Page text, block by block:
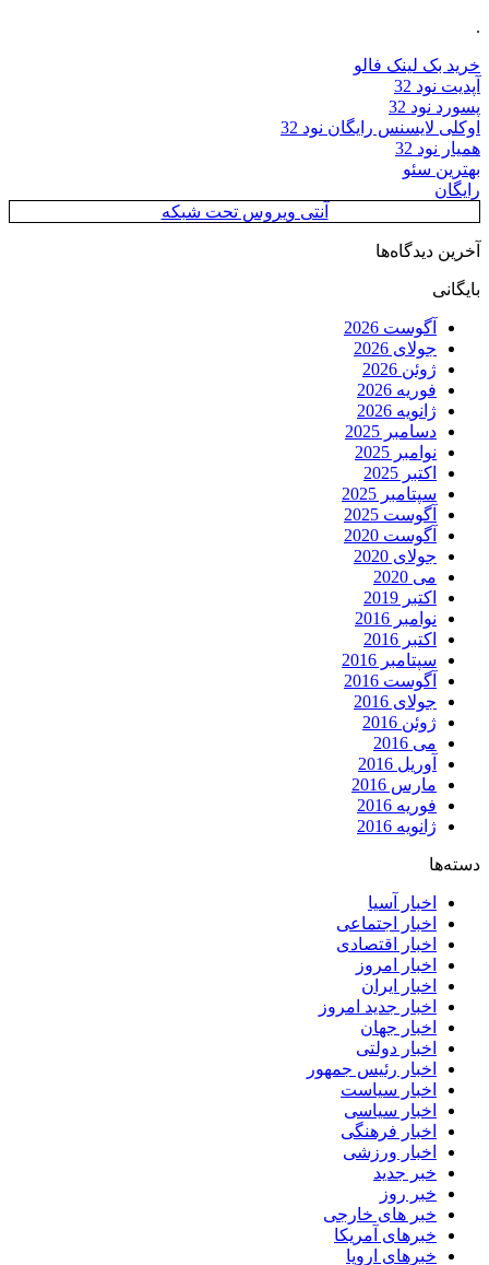
.
خرید بک لینک فالو
آپدیت نود 32
پسورد نود 32
اوکلی لایسنس رایگان نود 32
همیار نود 32
بهترین سئو
رایگان
آنتی ویروس تحت شبکه
آخرین دیدگاه‌ها
بایگانی
آگوست 2026
جولای 2026
ژوئن 2026
فوریه 2026
ژانویه 2026
دسامبر 2025
نوامبر 2025
اکتبر 2025
سپتامبر 2025
آگوست 2025
آگوست 2020
جولای 2020
می 2020
اکتبر 2019
نوامبر 2016
اکتبر 2016
سپتامبر 2016
آگوست 2016
جولای 2016
ژوئن 2016
می 2016
آوریل 2016
مارس 2016
فوریه 2016
ژانویه 2016
دسته‌ها
اخبار آسیا
اخبار اجتماعی
اخبار اقتصادی
اخبار امروز
اخبار ایران
اخبار جدید امروز
اخبار جهان
اخبار دولتی
اخبار رئیس جمهور
اخبار سیاست
اخبار سیاسی
اخبار فرهنگی
اخبار ورزشی
خبر جدید
خبر روز
خبر های خارجی
خبرهای آمریکا
خبرهای اروپا